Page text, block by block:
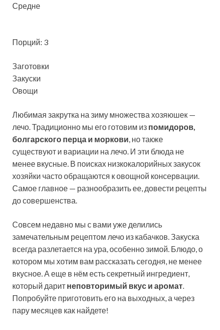
Средне
Порций: 3
Заготовки
Закуски
Овощи
Любимая закрутка на зиму множества хозяюшек —
лечо. Традиционно мы его готовим из помидоров,
болгарского перца и моркови , но также
существуют и вариации на лечо. И эти блюда не
менее вкусные. В поисках низкокалорийных закусок
хозяйки часто обращаются к овощной консервации.
Самое главное — разнообразить ее, довести рецепты
до совершенства.
Совсем недавно мы с вами уже делились
замечательным рецептом лечо из кабачков. Закуска
всегда разлетается на ура, особенно зимой. Блюдо, о
котором мы хотим вам рассказать сегодня, не менее
вкусное. А еще в нём есть секретный ингредиент,
который дарит неповторимый вкус и аромат
Попробуйте приготовить его на выходных, а через
пару месяцев как найдете!